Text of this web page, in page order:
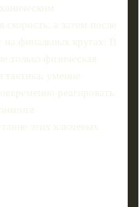
скорость, а затем после
на финальных кругах. В
только физическая
тактика, умение
реагировать
этих ключевых